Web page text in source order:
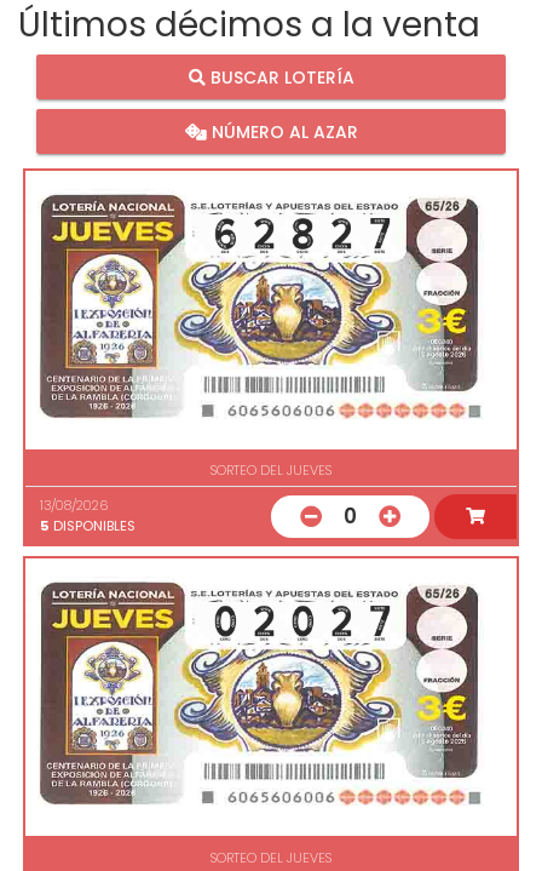
Últimos décimos a la venta
BUSCAR LOTERÍA
NÚMERO AL AZAR
SORTEO DEL JUEVES
13/08/2026
5 DISPONIBLES 0
SORTEO DEL JUEVES